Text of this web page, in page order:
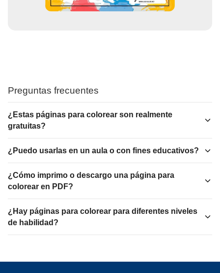
Preguntas frecuentes
¿Estas páginas para colorear son realmente
gratuitas?
¿Puedo usarlas en un aula o con fines educativos?
¿Cómo imprimo o descargo una página para
colorear en PDF?
¿Hay páginas para colorear para diferentes niveles
de habilidad?